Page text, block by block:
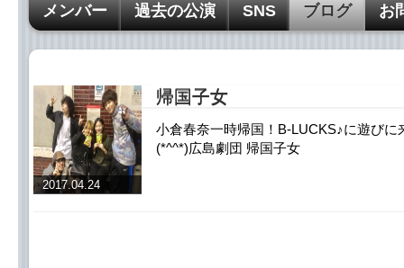
メンバー 過去の公演 SNS ブログ お
2017.04.24
帰国子女
小倉春奈一時帰国！B-LUCKS♪に遊びに
(*^^*)広島劇団 帰国子女